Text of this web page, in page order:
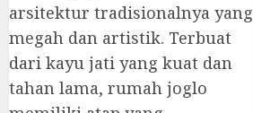
arsitektur tradisionalnya yang
megah dan artistik. Terbuat
dari kayu jati yang kuat dan
tahan lama, rumah joglo